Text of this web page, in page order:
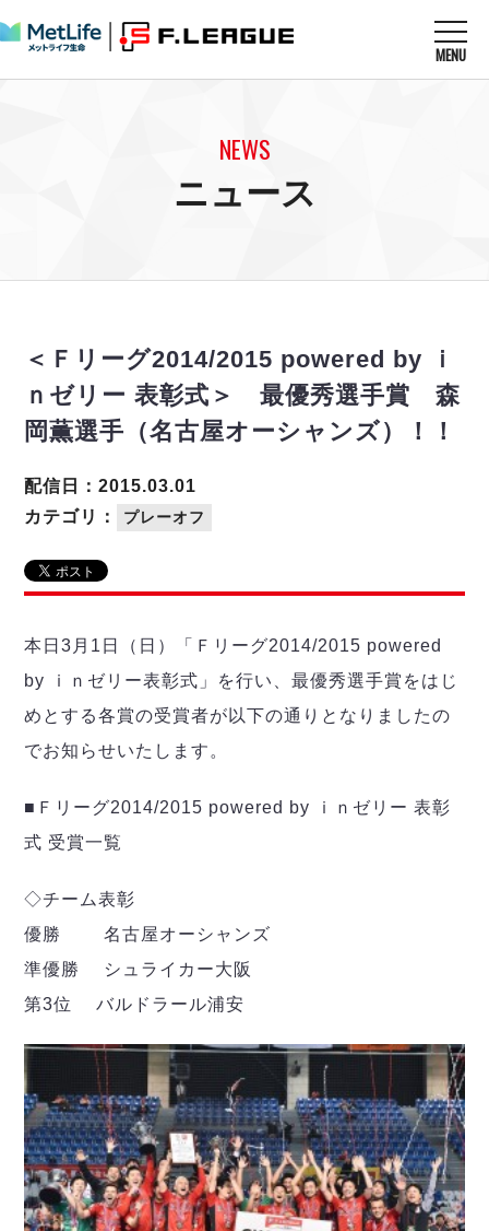
MENU
U-23選抜
メディア情報
フットサル日本代表
その他
戦績表
警告・退場・出場停止選手
個人ランキング｜ゴール
個人ランキング｜シュート
個人ランキング｜シュート成功率
個人ランキング｜第2PK
メットライフ生命Ｆ２リーグ
順位表
戦績表
警告・退場・出場停止選手
個人ランキング｜シュート
個人ランキング｜第2PK
試合日程・結果
大会概要
アリーナ情報
過去の記録
エスポラーダ北海道
バルドラール浦安
フウガドールすみだ
立川アスレティックFC
ペスカドーラ町田
ボアルース長野
シュライカー大阪
ボルクバレット北九州
バサジィ大分
メットライフ生命Ｆ２リーグ
ヴォスクオーレ仙台
マルバ水戸FC
Y．S．C．C．横浜
ヴィンセドール白山
アグレミーナ浜松
ポルセイド浜田
ミラクルスマイル新居浜
アリーナ情報 ARENA
リーグ概要 ABOUT US
リーグ概要
大会概要
リーグ要項
クラブライセンス関連
過去の記録
過去の試合記録
ディビジョン1 試合記録
ディビジョン2 試合記録
Ｆリーグカップ 試合記録
リーグ統計データ
ハットトリック
担当審判員
選手の通算記録（Ｆ１）
バルドラール浦安
フウガドールすみだ
しながわシティ
立川アスレティックFC
ペスカドーラ町田
湘南ベルマーレ
プロジェクト PROJECT
ABeam AWARD
DIVISION01
DIVISION 02
NEWS
ニュース
＜Ｆリーグ2014/2015 powered by ｉ
ｎゼリー 表彰式＞ 最優秀選手賞 森
岡薫選手（名古屋オーシャンズ）！！
カテゴリ： プレーオフ
配信日：2015.03.01
本日3月1日（日）「Ｆリーグ2014/2015 powered
by ｉｎゼリー表彰式」を行い、最優秀選手賞をはじ
めとする各賞の受賞者が以下の通りとなりましたの
でお知らせいたします。
■Ｆリーグ2014/2015 powered by ｉｎゼリー 表彰
式 受賞一覧
◇チーム表彰
優勝 名古屋オーシャンズ
準優勝 シュライカー大阪
第3位 バルドラール浦安